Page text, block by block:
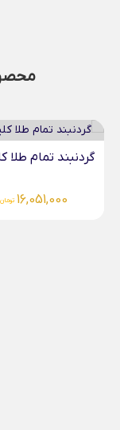
گردنبند تمام طلا
16,051,000 تومان